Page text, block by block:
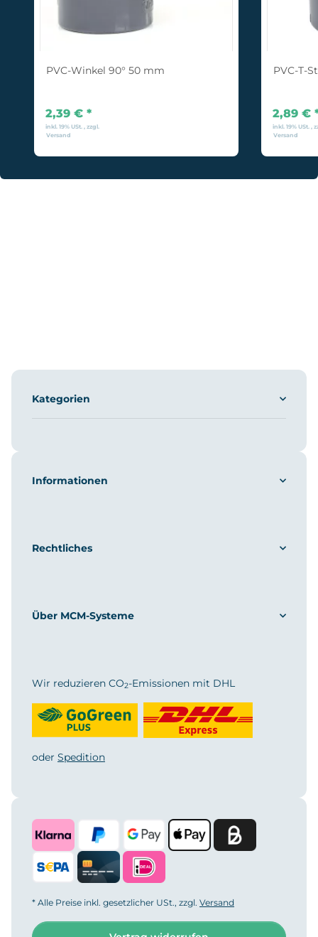
PVC-Winkel 90° 50 mm
2,39 € *
inkl. 19% USt. , zzgl.
Versand
PVC-T-
2,89 €
inkl. 19% USt. ,
Versand
Kategorien
Informationen
Rechtliches
Über MCM-Systeme
Wir reduzieren CO2-Emissionen mit DHL
oder Spedition
* Alle Preise inkl. gesetzlicher USt., zzgl. Versand